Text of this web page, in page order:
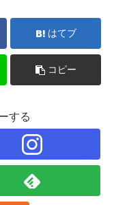
はてブ
コピー
する